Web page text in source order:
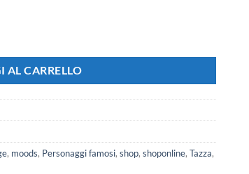
AL CARRELLO
, moods, Personaggi famosi,shop,shoponline,Tazza,